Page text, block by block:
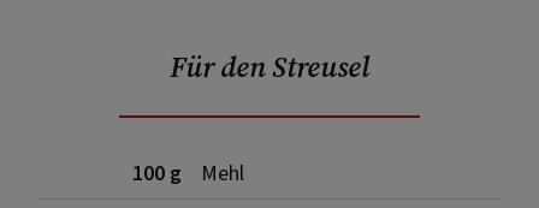
Für den Streusel
100 g
Mehl